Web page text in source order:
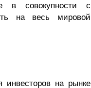
в совокупности с
на весь мировой
инвесторов на рынке